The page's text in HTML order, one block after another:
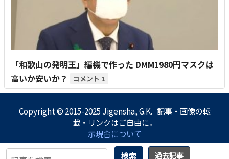
検索 過去記事
「和歌山の発明王」編機で作った DMM1980円マスクは
高いか安いか？
1
Copyright © 2015-2025 Jigensha, G.K. 記事・画像の転
載・リンクはご自由に。
示現舎について